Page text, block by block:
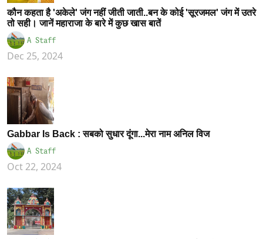
कौन कहता है 'अकेले' जंग नहीं जीती जाती..बन के कोई 'सूरजमल' जंग में उतरे
तो सही। जानें महाराजा के बारे में कुछ खास बातें
A Staff
Dec 25, 2024
Gabbar Is Back : सबको सुधार दूंगा...मेरा नाम अनिल विज
A Staff
Oct 22, 2024